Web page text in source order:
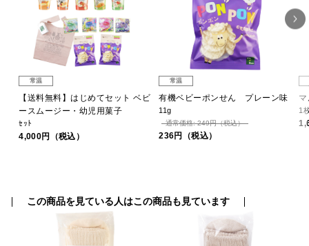
常温
【送料無料】はじめてセット ベビ
ースムージー・幼児用菓子
ｾｯﾄ
4,000円（税込）
常温
有機ベビーポンせん プレーン味
11g
通常価格: 249円（税込）
236円（税込）
1
この商品を見ている人はこの商品も見ています